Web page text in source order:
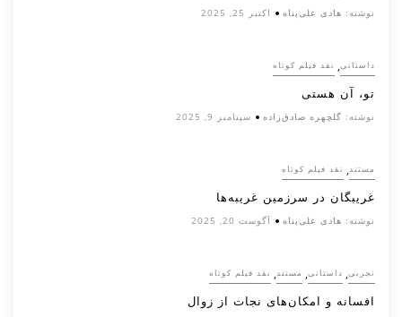
نوشته: هادی علی‌پناه اکتبر 25, 2025
داستانی, نقد فیلم کوتاه
تو، آن هستی
نوشته: گلچهره صادق‌زاده سپتامبر 9, 2025
مستند, نقد فیلم کوتاه
غریبگان در سرزمین غریبه‌ها
نوشته: هادی علی‌پناه آگوست 20, 2025
تجربی, داستانی, مستند, نقد فیلم کوتاه
افسانه‌ و امکان‌های نجات از زوال